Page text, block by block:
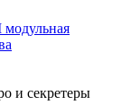
и секретеры